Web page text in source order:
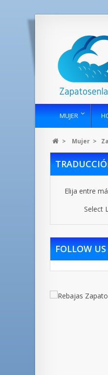
MUJER
> Mujer >
Elija entre
Select
FOLLOW